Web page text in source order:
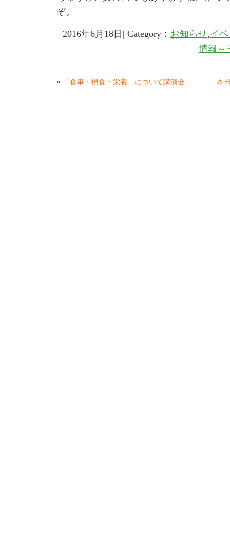
ぞ。
2016年6月18日| Category： お知らせ,イ
情報～
« 「食事・摂食・栄養」について講演会 本